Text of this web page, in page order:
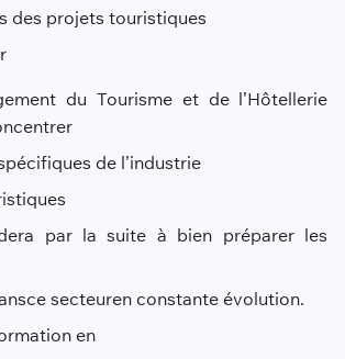
des projets touristiques
du Tourisme et de l’Hôtellerie
de l’industrie
par la suite à bien préparer les
ce secteuren constante évolution.
en